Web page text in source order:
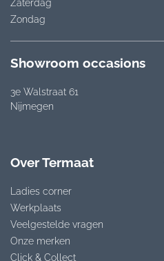
Zaterdag
Zondag
Showroom occasions
3e Walstraat 61
Nijmegen
Over Termaat
Ladies corner
Werkplaats
Veelgestelde vragen
Onze merken
Click & Collect